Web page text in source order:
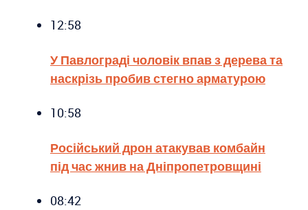
12:58
У Павлограді чоловік впав з дерева та
наскрізь пробив стегно арматурою
10:58
Російський дрон атакував комбайн
під час жнив на Дніпропетровщині
08:42